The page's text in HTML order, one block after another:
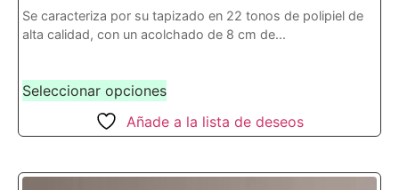
Se caracteriza por su tapizado en 22 tonos de polipiel de
alta calidad, con un acolchado de 8 cm de...
Seleccionar opciones
Añade a la lista de deseos